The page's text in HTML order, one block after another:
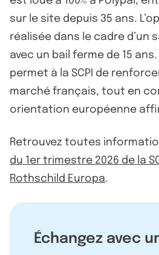
sur le site depuis 35 ans.
réalisée dans le cadre d’un
avec un bail ferme de 15
permet à la SCPI de
marché français, tout en
orientation européenne
Retrouvez toutes
du 1er trimestre 2026 de la
Rothschild Europa.
Échangez avec